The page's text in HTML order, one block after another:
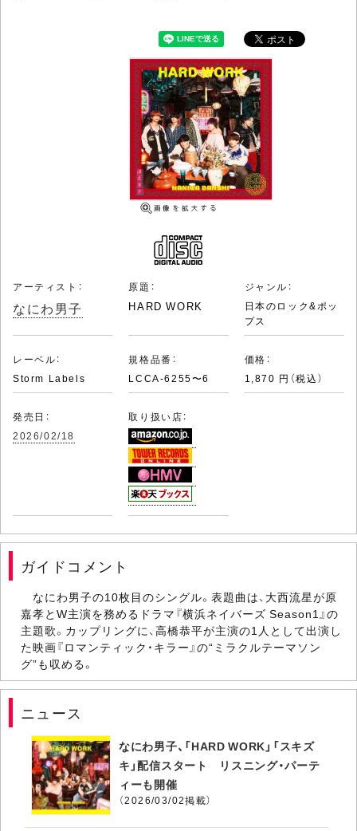
アーティスト：
なにわ男子
原題：
HARD WORK
ジャンル：
日本のロック&ポッ
プス
レーベル：
Storm Labels
規格品番：
LCCA-6255〜6
価格：
1,870 円（税込）
発売日：
2026/02/18
取り扱い店：
ガイドコメント
なにわ男子の10枚目のシングル。表題曲は、大西流星が原
嘉孝とW主演を務めるドラマ『横浜ネイバーズ Season1』の
主題歌。カップリングに、高橋恭平が主演の1人として出演し
た映画『ロマンティック・キラー』の“ミラクルテーマソン
グ”も収める。
ニュース
なにわ男子、「HARD WORK」「スキズ
キ」配信スタート リスニング・パーテ
ィーも開催
（2026/03/02掲載）